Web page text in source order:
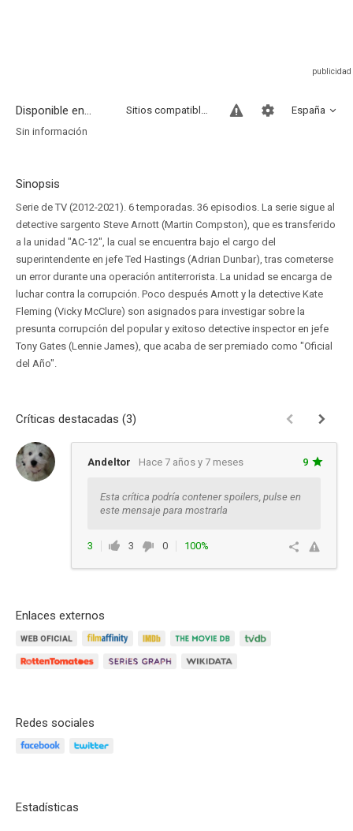
Disponible en... España
Sitios compatibles
Sin información
Sinopsis
Serie de TV (2012-2021). 6 temporadas. 36 episodios. La serie sigue al
detective sargento Steve Arnott (Martin Compston), que es transferido
a la unidad "AC-12", la cual se encuentra bajo el cargo del
superintendente en jefe Ted Hastings (Adrian Dunbar), tras cometerse
un error durante una operación antiterrorista. La unidad se encarga de
luchar contra la corrupción. Poco después Arnott y la detective Kate
Fleming (Vicky McClure) son asignados para investigar sobre la
presunta corrupción del popular y exitoso detective inspector en jefe
Tony Gates (Lennie James), que acaba de ser premiado como "Oficial
del Año".
Críticas destacadas (3)
Andeltor Hace 7 años y 7 meses 9
Esta crítica podría contener spoilers, pulse en
este mensaje para mostrarla
3 3 0
100%
Enlaces externos
Redes sociales
Estadísticas